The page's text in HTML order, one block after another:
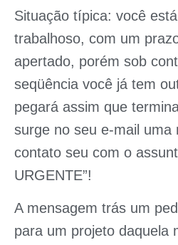
Situação típica: você
trabalhoso, com um
apertado, porém sob
seqüência você já tem
pegará assim que
surge no seu e-mail uma
contato seu com o
URGENTE”!
A mensagem trás um
para um projeto daquela